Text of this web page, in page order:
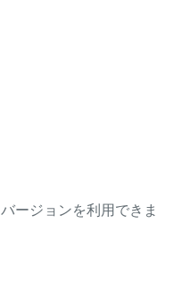
バージョンを利用できま